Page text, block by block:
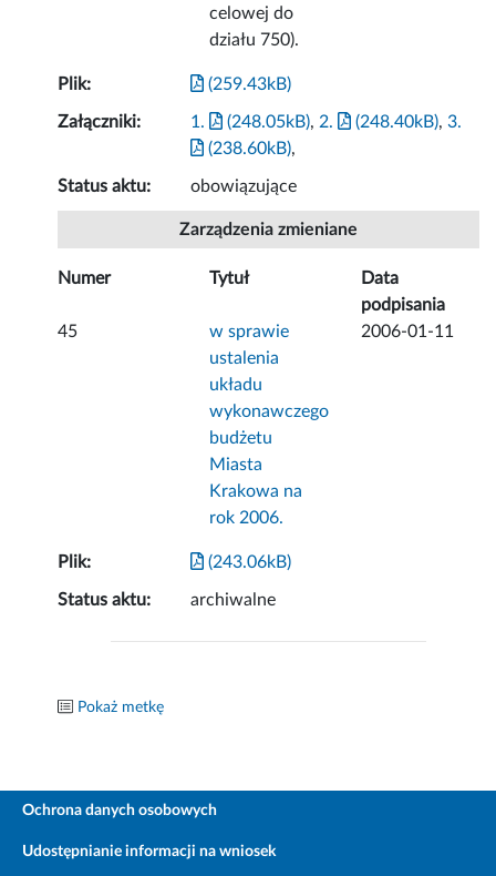
celowej do
działu 750).
Plik: (259.43kB)
Załączniki: 1. (248.05kB), 2. (248.40kB),3.
(238.60kB),
Status aktu: obowiązujące
Zarządzenia zmieniane
Numer Tytuł
Data
podpisania
45
w sprawie
ustalenia
układu
wykonawczego
budżetu
Miasta
Krakowa na
rok 2006.
2006-01-11
Plik: (243.06kB)
Status aktu: archiwalne
Pokaż metkę
Ochrona danych osobowych
Udostępnianie informacji na wniosek